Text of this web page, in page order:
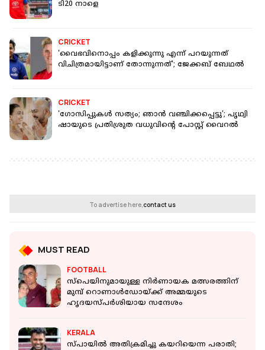
ടി20 നാളെ
CRICKET
'വൈഭവിനൊപ്പം കളിക്കുന്നു എന്ന് പറയുന്നത്
വിചിത്രമായിട്ടാണ് തോന്നുന്നത്'; ജേക്കബ് ബേഥല്‍
CRICKET
'ഗോസിപ്പുകൾ സത്യം; ഞാൻ വഞ്ചിക്കപ്പെട്ടു'; പൃഥ്വി
ഷായുടെ പ്രതിശ്രുത വധുവിന്‍റെ പോസ്റ്റ് വൈറൽ
To advertise here, contact us
MUST READ
FOOTBALL
സ്‌പെയിനുമായുള്ള നിര്‍ണായക മത്സരത്തിന്
മുമ്പ് റൊണാള്‍ഡോയ്ക്ക് അമ്മയുടെ
ഹൃദയസ്പര്‍ശിയായ സന്ദേശം
KERALA
സ്പായിൽ അതിക്രമിച്ചു കയറിയെന്ന പരാതി;